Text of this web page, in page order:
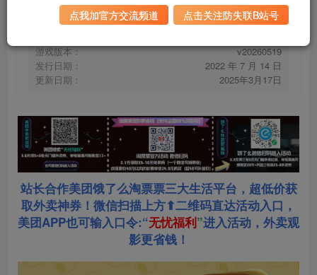
游戏大小：
844MB
游戏版本：
v20260519
发行日期：
2022 年 7 月 14 日
更新日期：
2025年3月17日
站长合作美团饿了么淘票票三大生活平台，超低价获
取外卖神券！微信扫描上方⬆二维码直达活动入口，
美团APP也可输入口令:“无忧福利”进入活动，外卖观
影更省钱！
点我加官方交流频道 点击关注防失联B站号